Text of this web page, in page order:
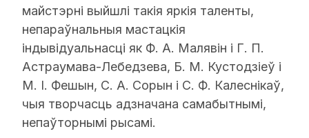
майстэрні выйшлі такія яркія таленты,
непараўнальныя мастацкія
індывідуальнасці як Ф. А. Малявін і Г. П.
Астраумава-Лебедзева, Б. М. Кустодзіеў і
М. І. Фешын, С. А. Сорын і С. Ф. Калеснікаў,
чыя творчасць адзначана самабытнымі,
непаўторнымі рысамі.